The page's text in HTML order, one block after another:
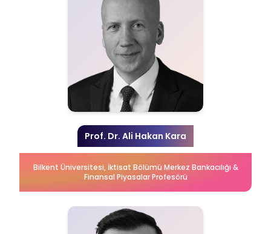
Prof. Dr. Ali Hakan Kara
Bilkent Üniversitesi, İktisat Bölümü Merkez Bankacılığı &
Finansal Piyasalar Profesörü